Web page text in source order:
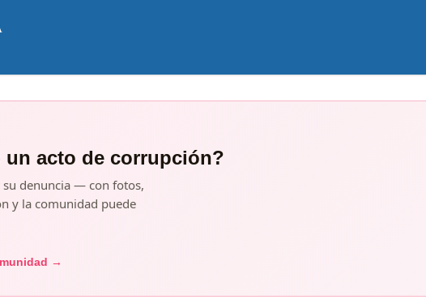
acto de corrupción?
su denuncia — con fotos,
y la comunidad puede
→